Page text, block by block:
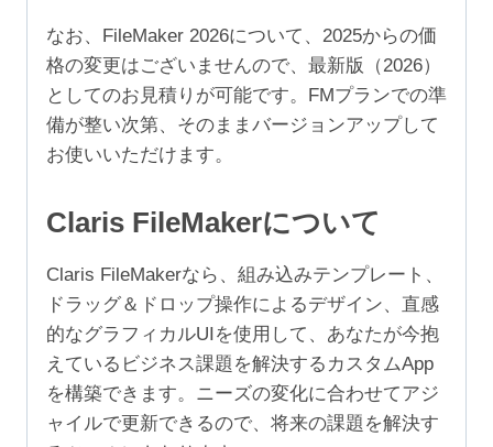
ザ）
個
なお、FileMaker 2026について、2025からの価
格の変更はございませんので、最新版（2026）
としてのお見積りが可能です。FMプランでの準
備が整い次第、そのままバージョンアップして
お使いいただけます。
Claris FileMakerについて
Claris FileMakerなら、組み込みテンプレート、
ドラッグ＆ドロップ操作によるデザイン、直感
的なグラフィカルUIを使用して、あなたが今抱
えているビジネス課題を解決するカスタムApp
を構築できます。ニーズの変化に合わせてアジ
ャイルで更新できるので、将来の課題を解決す